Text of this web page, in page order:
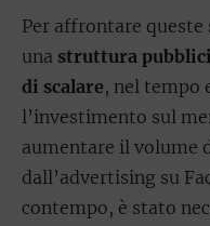
Per affrontare
una struttura
di scalare, nel tempo
l’investimento sul
aumentare il volume
dall’advertising su
contempo, è stato